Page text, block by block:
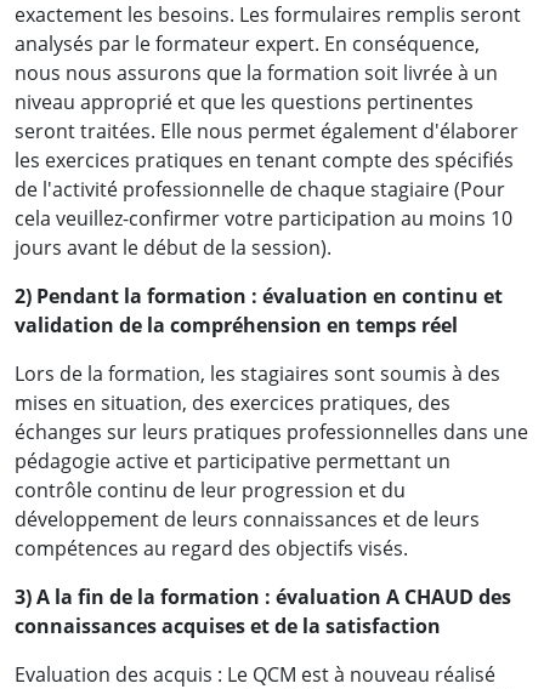
exactement les besoins. Les formulaires remplis seront
analysés par le formateur expert. En conséquence,
nous nous assurons que la formation soit livrée à un
niveau approprié et que les questions pertinentes
seront traitées. Elle nous permet également d'élaborer
les exercices pratiques en tenant compte des spécifiés
de l'activité professionnelle de chaque stagiaire (Pour
cela veuillez-confirmer votre participation au moins 10
jours avant le début de la session).
2) Pendant la formation : évaluation en continu et
validation de la compréhension en temps réel
Lors de la formation, les stagiaires sont soumis à des
mises en situation, des exercices pratiques, des
échanges sur leurs pratiques professionnelles dans une
pédagogie active et participative permettant un
contrôle continu de leur progression et du
développement de leurs connaissances et de leurs
compétences au regard des objectifs visés.
3) A la fin de la formation : évaluation A CHAUD des
connaissances acquises et de la satisfaction
Evaluation des acquis : Le QCM est à nouveau réalisé